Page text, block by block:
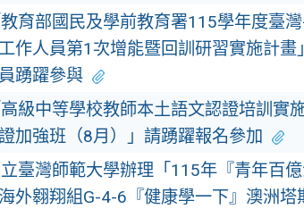
教育部國民及學前教育署115學年度臺
作人員第1次增能暨回訓研習實施計畫
踴躍參與
高級中等學校教師本土語文認證培訓實
加強班（8月）」請踴躍報名參加
臺灣師範大學辦理「115年『青年百
外翱翔組G-4-6『健康學一下』澳洲塔